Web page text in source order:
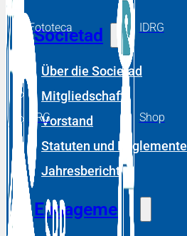
Societad
Über die Societad
Mitgliedschaft
Vorstand
Statuten und Reglemente
Jahresberichte
Engagement
Fototeca IDRG
DRG Shop